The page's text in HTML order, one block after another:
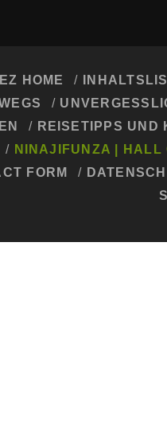
HOME
REISETIPPS UND
NINAJIFUNZA | HALL
FORM